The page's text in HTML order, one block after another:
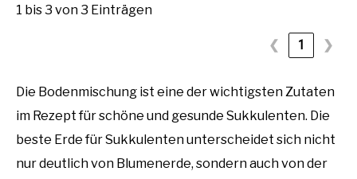
1 bis 3 von 3 Einträgen
❮ 1 ❯
Die Bodenmischung ist eine der wichtigsten Zutaten
im Rezept für schöne und gesunde Sukkulenten. Die
beste Erde für Sukkulenten unterscheidet sich nicht
nur deutlich von Blumenerde, sondern auch von der